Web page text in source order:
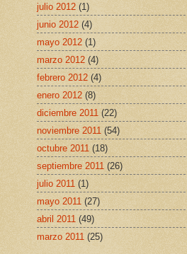
julio 2012 (1)
junio 2012 (4)
mayo 2012 (1)
marzo 2012 (4)
febrero 2012 (4)
enero 2012 (8)
diciembre 2011 (22)
noviembre 2011 (54)
octubre 2011 (18)
septiembre 2011 (26)
julio 2011 (1)
mayo 2011 (27)
abril 2011 (49)
marzo 2011 (25)